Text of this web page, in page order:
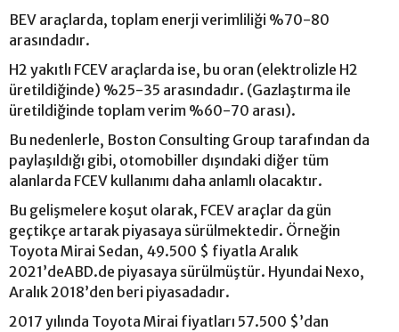
BEV araçlarda, toplam enerji verimliliği %70-80
arasındadır.
H2 yakıtlı FCEV araçlarda ise, bu oran (elektrolizle H2
üretildiğinde) %25-35 arasındadır. (Gazlaştırma ile
üretildiğinde toplam verim %60-70 arası).
Bu nedenlerle, Boston Consulting Group tarafından da
paylaşıldığı gibi, otomobiller dışındaki diğer tüm
alanlarda FCEV kullanımı daha anlamlı olacaktır.
Bu gelişmelere koşut olarak, FCEV araçlar da gün
geçtikçe artarak piyasaya sürülmektedir. Örneğin
Toyota Mirai Sedan, 49.500 $ fiyatla Aralık
2021’deABD.de piyasaya sürülmüştür. Hyundai Nexo,
Aralık 2018’den beri piyasadadır.
2017 yılında Toyota Mirai fiyatları 57.500 $’dan